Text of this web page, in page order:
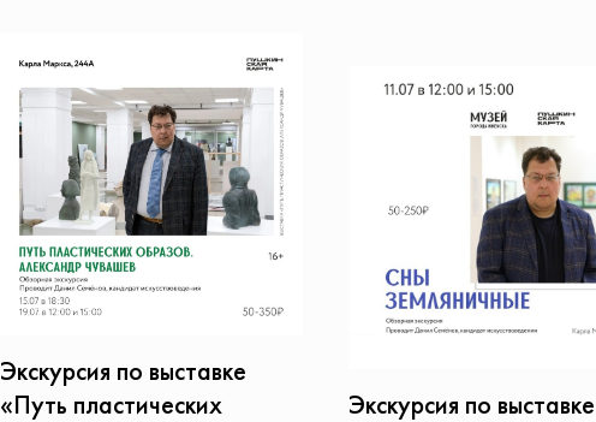
Экскурсия по выставке
«Путь пластических
Экскурсия по выставке